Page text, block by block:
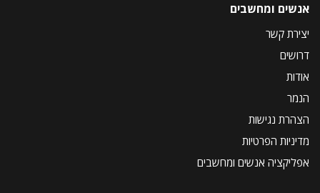
אנשים ומחשבים
יצירת קשר
דרושים
אודות
הנמר
הצהרת נגישות
מדיניות הפרטיות
אפליקציה אנשים ומחשבים